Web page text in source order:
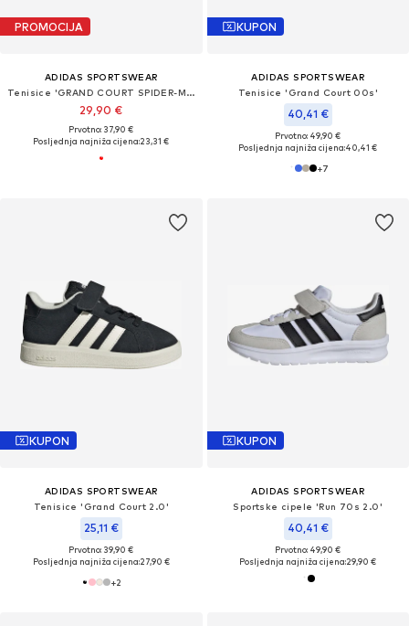
PROMOCIJA
ADIDAS SPORTSWEAR
Tenisice 'GRAND COURT SPIDER-MAN'
29,90 €
Prvotno: 37,90 €
Posljednja najniža cijena:23,31 €
KUPON
ADIDAS SPORTSWEAR
Tenisice 'Grand Court 00s'
40,41 €
Prvotno: 49,90 €
Posljednja najniža cijena:40,41 €
+7
KUPON
ADIDAS SPORTSWEAR
Tenisice 'Grand Court 2.0'
25,11 €
Prvotno: 39,90 €
Posljednja najniža cijena:27,90 €
+2
KUPON
ADIDAS SPORTSWEAR
Sportske cipele 'Run 70s 2.0'
40,41 €
Prvotno: 49,90 €
Posljednja najniža cijena:29,90 €